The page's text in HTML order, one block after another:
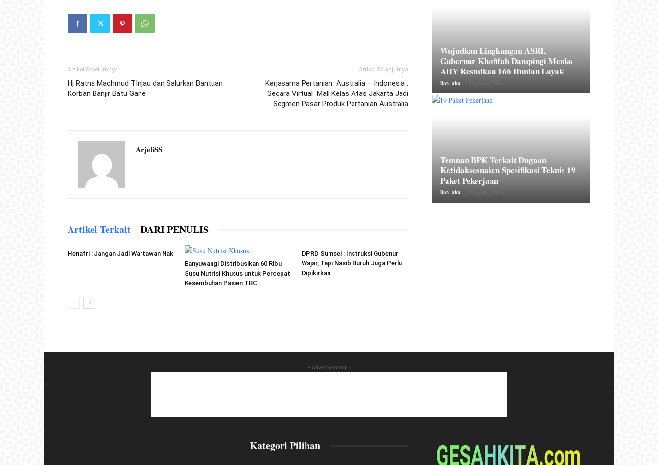
Artikel Sebelumnya
Hj Ratna Machmud TInjau dan Salurkan Bantuan
Korban Banjir Batu Gane
Artikel Selanjutnya
Kerjasama Pertanian Australia – Indonesia :
Secara Virtual Mall Kelas Atas Jakarta Jadi
Segmen Pasar Produk Pertanian Australia
ArjeliSS
Artikel Terkait DARI PENULIS
Henafri : Jangan Jadi Wartawan Nak
Banyuwangi Distribusikan 60 Ribu
Susu Nutrisi Khusus untuk Percepat
Kesembuhan Pasien TBC
DPRD Sumsel : Instruksi Gubenur
Wajar, Tapi Nasib Buruh Juga Perlu
Dipikirkan
Wujudkan Lingkungan ASRI,
Gubernur Khofifah Dampingi Menko
AHY Resmikan 166 Hunian Layak
lian_aka -
Temuan BPK Terkait Dugaan
Ketidaksesuaian Spesifikasi Teknis 19
Paket Pekerjaan
lian_aka -
- Advertisement -
Kategori Pilihan